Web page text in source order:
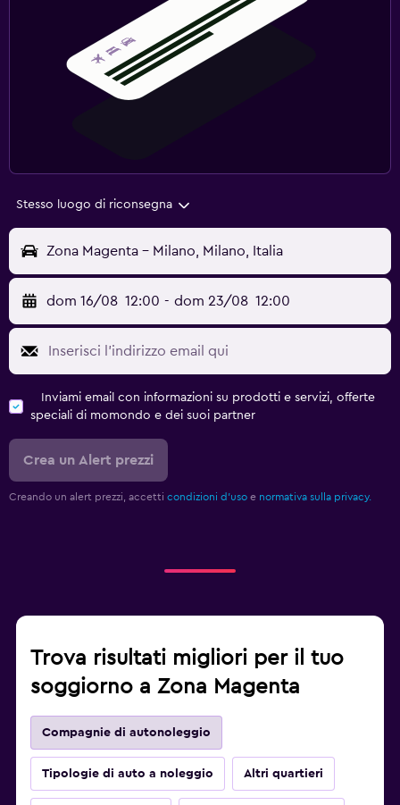
Stesso luogo di riconsegna
Zona Magenta - Milano, Milano, Italia
dom 16/08 12:00 - dom 23/08 12:00
Inviami email con informazioni su prodotti e servizi, offerte
speciali di momondo e dei suoi partner
Crea un Alert prezzi
Creando un alert prezzi, accetti condizioni d'uso e normativa sulla privacy.
Trova risultati migliori per il tuo
soggiorno a Zona Magenta
Compagnie di autonoleggio
Tipologie di auto a noleggio Altri quartieri